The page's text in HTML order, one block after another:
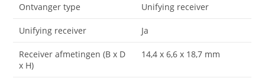
Ontvanger type Unifying receiver
Unifying receiver Ja
Receiver afmetingen (B x D
x H)
14,4 x 6,6 x 18,7 mm